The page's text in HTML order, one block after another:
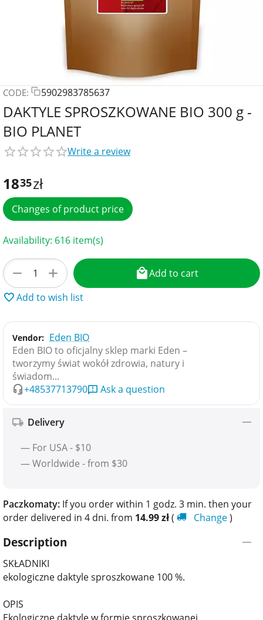
CODE: 5902983785637
DAKTYLE SPROSZKOWANE BIO 300 g -
BIO PLANET
Write a review
1835zł
Changes of product price
Availability: 616 item(s)
+
−
Add to cart
Add to wish list
Vendor: Eden BIO
Eden BIO to oficjalny sklep marki Eden –
tworzymy świat wokół zdrowia, natury i
świadom...
+48537713790
Ask a question
Delivery
— For USA - $10
— Worldwide - from $30
Paczkomaty: If you order within 1 godz. 3 min. then your
order delivered in 4 dni. from 14.99zł( Change)
Description
SKŁADNIKI
ekologiczne daktyle sproszkowane 100 %.
OPIS